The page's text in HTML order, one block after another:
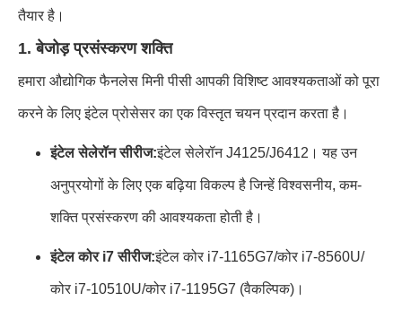
तैयार है।
1. बेजोड़ प्रसंस्करण शक्ति
हमारा औद्योगिक फैनलेस मिनी पीसी आपकी विशिष्ट आवश्यकताओं को पूरा
करने के लिए इंटेल प्रोसेसर का एक विस्तृत चयन प्रदान करता है।
इंटेल सेलेरॉन सीरीज:इंटेल सेलेरॉन J4125/J6412। यह उन
अनुप्रयोगों के लिए एक बढ़िया विकल्प है जिन्हें विश्वसनीय, कम-
शक्ति प्रसंस्करण की आवश्यकता होती है।
इंटेल कोर i7 सीरीज:इंटेल कोर i7-1165G7/कोर i7-8560U/
कोर i7-10510U/कोर i7-1195G7 (वैकल्पिक)।